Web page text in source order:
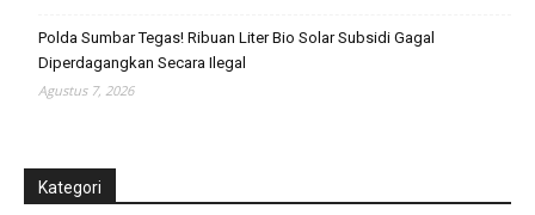
Polda Sumbar Tegas! Ribuan Liter Bio Solar Subsidi Gagal
Diperdagangkan Secara Ilegal
Agustus 7, 2026
Kategori